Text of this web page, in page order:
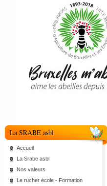
La SRABE asbl
Accueil
La Srabe asbl
Nos valeurs
Le rucher école - Formation